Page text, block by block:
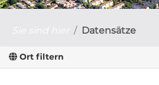
Datensätze
Ort filtern